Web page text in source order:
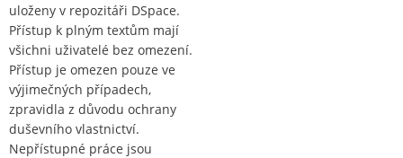
uloženy v repozitáři DSpace.
Přístup k plným textům mají
všichni uživatelé bez omezení.
Přístup je omezen pouze ve
výjimečných případech,
zpravidla z důvodu ochrany
duševního vlastnictví.
Nepřístupné práce jsou